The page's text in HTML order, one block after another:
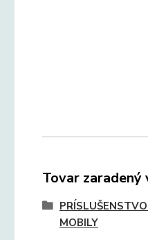
Tovar zaradený
MOBILY